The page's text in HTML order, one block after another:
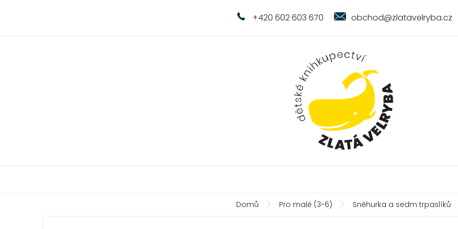
+420 602 603 670 obchod@zlatavelryba.cz
Domů Pro malé (3-6) Sněhurka a sedm trpaslíků